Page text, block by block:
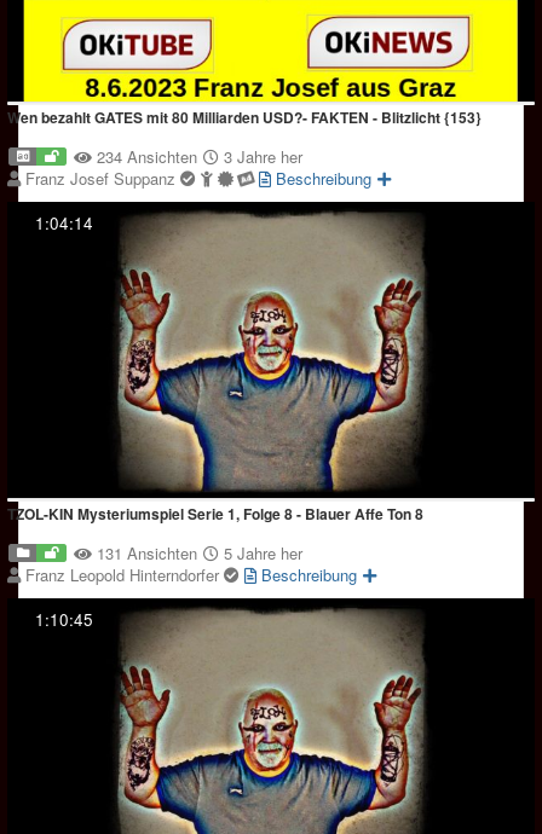
Wen bezahlt GATES mit 80 Milliarden USD?- FAKTEN - Blitzlicht {153}
234 Ansichten
3 Jahre her
Franz Josef Suppanz
Beschreibung
1:04:14
TZOL-KIN Mysteriumspiel Serie 1, Folge 8 - Blauer Affe Ton 8
131 Ansichten
5 Jahre her
Franz Leopold Hinterndorfer
Beschreibung
1:10:45